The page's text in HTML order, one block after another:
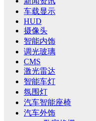
车载显示
HUD
摄像头
智能内饰
调光玻璃
CMS
激光雷达
智能车灯
氛围灯
汽车智能座椅
汽车外饰